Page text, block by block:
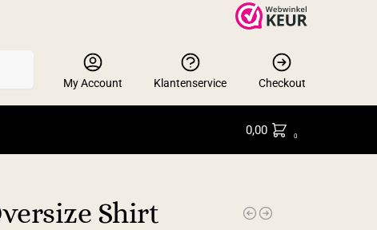
My Account Klantenservice Checkout
0,00 0
Shirt